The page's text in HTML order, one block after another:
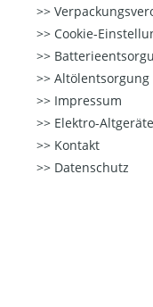
Cookie-
Altölentsorgung
Impressum
Elektro-
Kontakt
Datenschutz